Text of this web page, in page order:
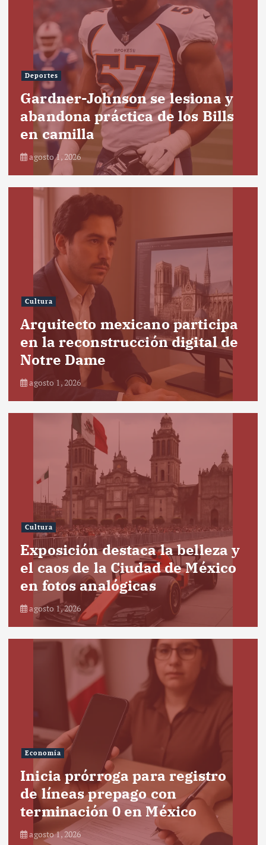
Deportes
Gardner-Johnson se lesiona y
abandona práctica de los Bills
en camilla
agosto 1, 2026
Cultura
Arquitecto mexicano participa
en la reconstrucción digital de
Notre Dame
agosto 1, 2026
Cultura
Exposición destaca la belleza y
el caos de la Ciudad de México
en fotos analógicas
agosto 1, 2026
Economía
Inicia prórroga para registro
de líneas prepago con
terminación 0 en México
agosto 1, 2026